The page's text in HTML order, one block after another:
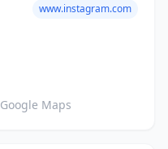
www.instagram.com
Google Maps